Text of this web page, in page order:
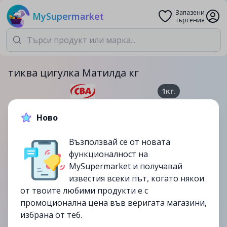
MySupermarket
Запазени
търсения
тиква цигулка Матилда кг
1кг.
0.59лв.
01/02
Ново
Възползвай се от новата
функционалност на
MySupermarket и получавай
известия всеки път, когато някои
от твоите любими продукти е с
промоционална цена във веригата магазини,
избрана от теб.